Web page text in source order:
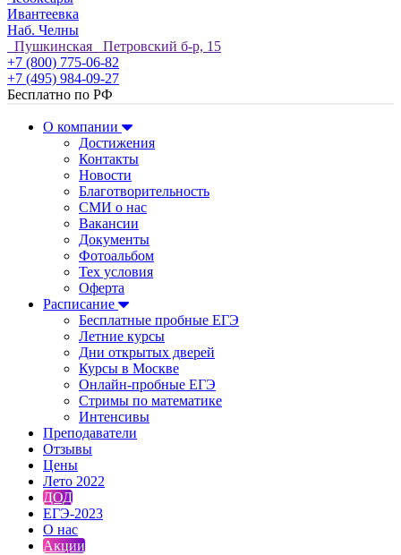
Ивантеевка
Наб. Челны
Пушкинская Петровский б-р, 15
+7 (800) 775-06-82
+7 (495) 984-09-27
Бесплатно по РФ
О компании
Достижения
Контакты
Новости
Благотворительность
СМИ о нас
Вакансии
Документы
Фотоальбом
Тех условия
Оферта
Расписание
Бесплатные пробные ЕГЭ
Летние курсы
Дни открытых дверей
Курсы в Москве
Онлайн-пробные ЕГЭ
Стримы по математике
Интенсивы
Преподаватели
Отзывы
Цены
Лето 2022
ДОД
ЕГЭ-2023
О нас
Акции